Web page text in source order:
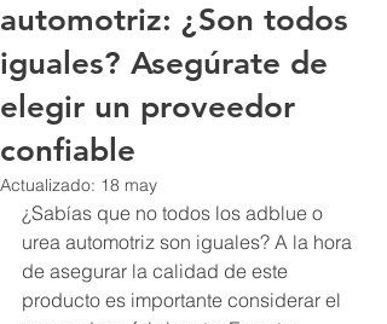
automotriz: ¿Son todos
iguales? Asegúrate de
elegir un proveedor
confiable
Actualizado: 18 may
¿Sabías que no todos los adblue o
urea automotriz son iguales? A la hora
de asegurar la calidad de este
producto es importante considerar el